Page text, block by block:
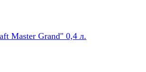
Master Grand" 0,4 л.